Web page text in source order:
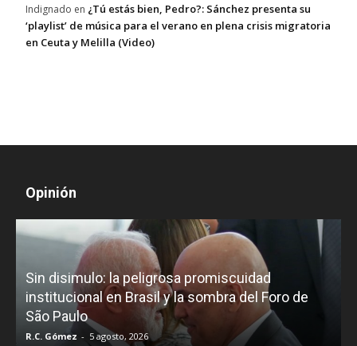
Indignado en ¿Tú estás bien, Pedro?: Sánchez presenta su
‘playlist’ de música para el verano en plena crisis migratoria
en Ceuta y Melilla (Video)
Opinión
Sin disimulo: la peligrosa promiscuidad
institucional en Brasil y la sombra del Foro de
São Paulo
R.C. Gómez - 5 agosto, 2026